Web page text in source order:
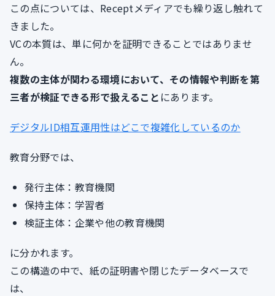
この点については、Receptメディアでも繰り返し触れて
きました。
VCの本質は、単に何かを証明できることではありませ
ん。
複数の主体が関わる環境において、その情報や判断を第
三者が検証できる形で扱えること にあります。
デジタルID相互運用性はどこで複雑化しているのか
教育分野では、
発行主体：教育機関
保持主体：学習者
検証主体：企業や他の教育機関
に分かれます。
この構造の中で、紙の証明書や閉じたデータベースで
は、